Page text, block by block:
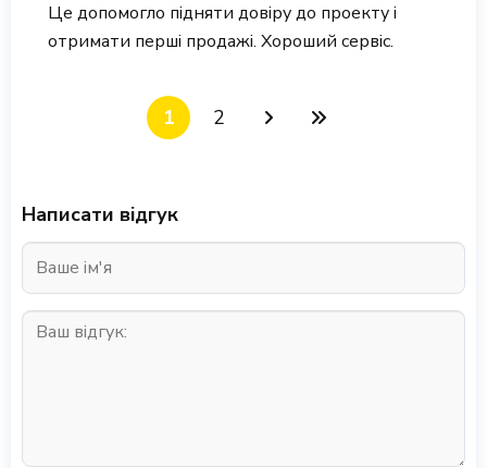
Це допомогло підняти довіру до проекту і
отримати перші продажі. Хороший сервіс.
1 2
Написати відгук